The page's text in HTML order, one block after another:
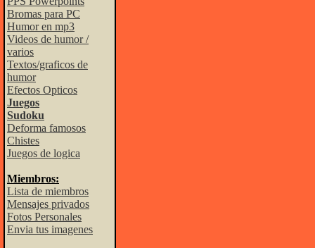
Bromas para PC
Humor en mp3
Videos de humor /
varios
Textos/graficos de
humor
Efectos Opticos
Juegos
Sudoku
Deforma famosos
Chistes
Juegos de logica
Miembros:
Lista de miembros
Mensajes privados
Fotos Personales
Envia tus imagenes